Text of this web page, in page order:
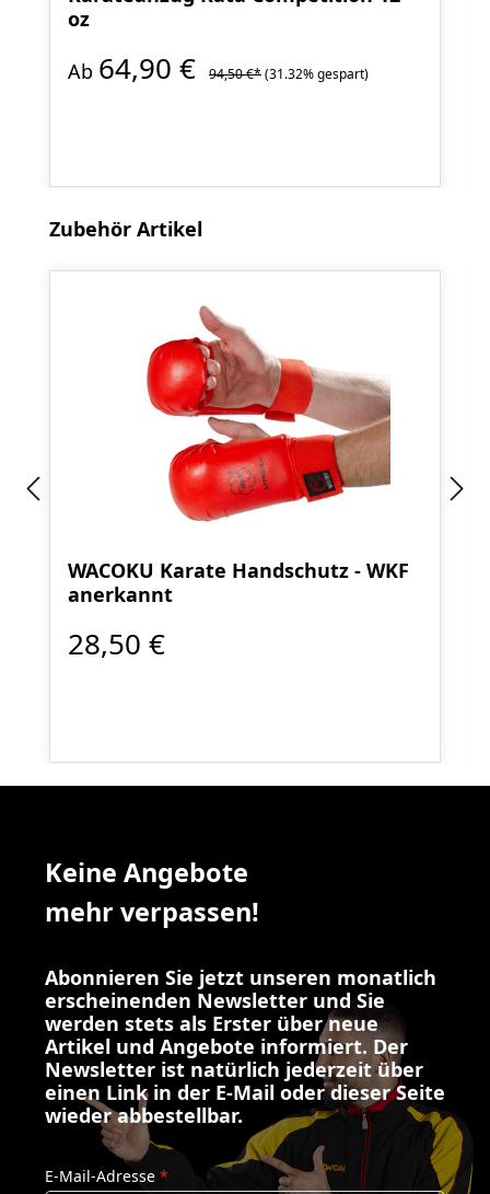
oz
Ab 64,90 € 94,50 €*(31.32% gespart)
Produktgalerie überspringen
Zubehör Artikel
WACOKU Karate Handschutz - WKF
anerkannt
28,50 €
Keine Angebote
mehr verpassen!
Abonnieren Sie jetzt unseren monatlich
erscheinenden Newsletter und Sie
werden stets als Erster über neue
Artikel und Angebote informiert. Der
Newsletter ist natürlich jederzeit über
einen Link in der E-Mail oder dieser Seite
wieder abbestellbar.
E-Mail-Adresse *